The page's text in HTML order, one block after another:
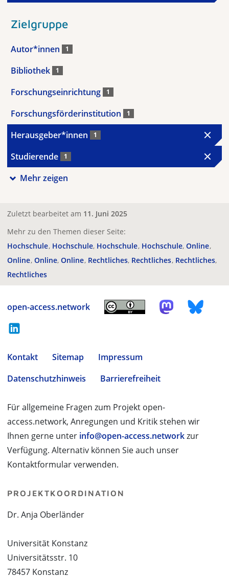
Zielgruppe
Autor*innen 1
Bibliothek 1
Forschungseinrichtung 1
Forschungsförderinstitution 1
Herausgeber*innen 1
Studierende 1
Mehr zeigen
Zuletzt bearbeitet am 11. Juni 2025
Mehr zu den Themen dieser Seite:
Hochschule Hochschule Hochschule Hochschule Online
Online Online Online Rechtliches Rechtliches Rechtliches
Rechtliches
open-access.network
Kontakt Sitemap
Impressum
Datenschutzhinweis
Barrierefreiheit
Für allgemeine Fragen zum Projekt open-
access.network, Anregungen und Kritik stehen wir
Ihnen gerne unter info@open-access.networkzur
Verfügung. Alternativ können Sie auch unser
Kontaktformular verwenden.
PROJEKTKOORDINATION
Dr. Anja Oberländer
Universität Konstanz
Universitätsstr. 10
78457 Konstanz